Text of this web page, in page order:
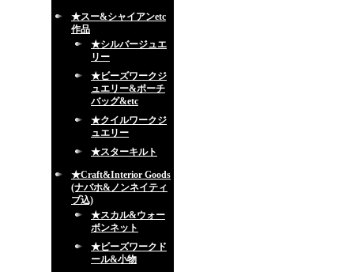
★スー&シャイアンetc
作品
★シルバージュエ
リー
★ビーズワークジ
ュエリー&ポーチ
バッグ&etc
★クイルワークジ
ュエリー
★スターキルト
★Craft&Interior Goods
(ナバホ&ノンネイティ
ブ込)
★スカル&ウォー
ボンネット
★ビーズワークド
ール&小物